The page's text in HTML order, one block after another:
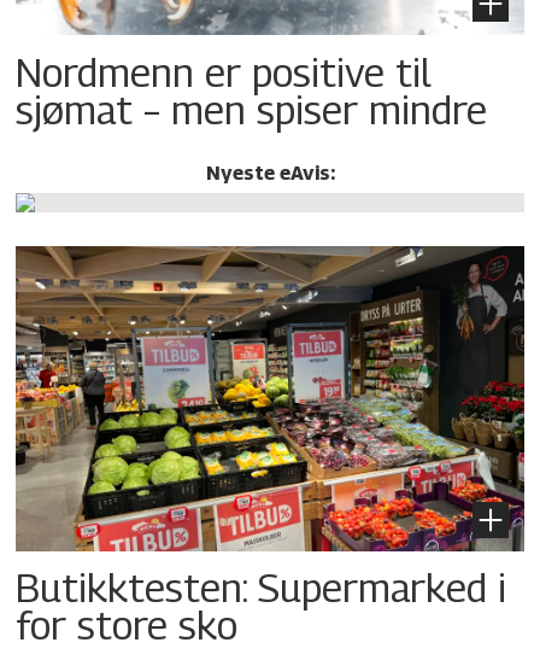
Nordmenn er positive til
sjømat – men spiser mindre
Nyeste eAvis:
Butikktesten: Supermarked i
for store sko